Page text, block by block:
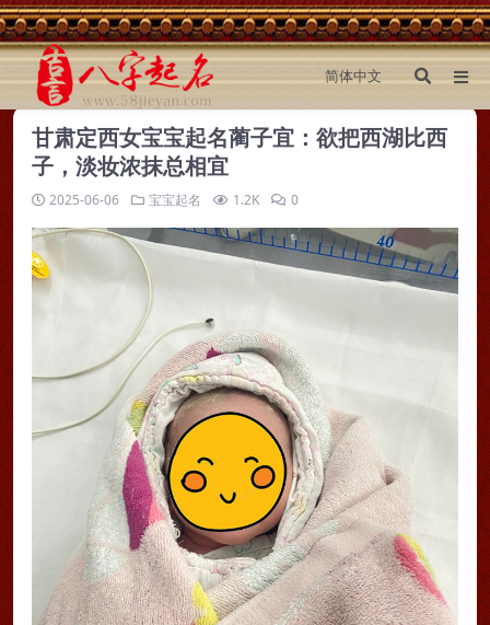
甘肃定西女宝宝起名蔺子宜：欲把西湖比西
子，淡妆浓抹总相宜
2025-06-06 宝宝起名 1.2K 0